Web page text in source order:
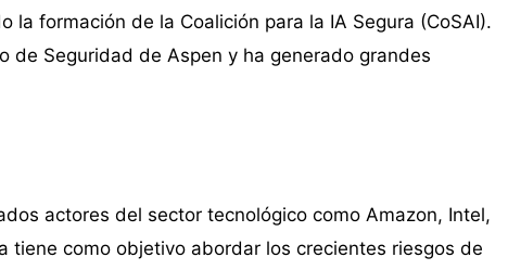
la formación de la Coalición para la IA Segura (CoSAI).
de Seguridad de Aspen y ha generado grandes
actores del sector tecnológico como Amazon, Intel,
tiene como objetivo abordar los crecientes riesgos de